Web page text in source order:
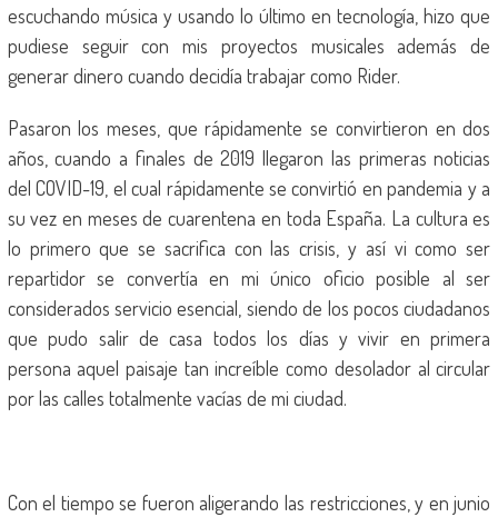
escuchando música y usando lo último en tecnología, hizo que
pudiese seguir con mis proyectos musicales además de
generar dinero cuando decidía trabajar como Rider.
Pasaron los meses, que rápidamente se convirtieron en dos
años, cuando a finales de 2019 llegaron las primeras noticias
del COVID-19, el cual rápidamente se convirtió en pandemia y a
su vez en meses de cuarentena en toda España. La cultura es
lo primero que se sacrifica con las crisis, y así vi como ser
repartidor se convertía en mi único oficio posible al ser
considerados servicio esencial, siendo de los pocos ciudadanos
que pudo salir de casa todos los días y vivir en primera
persona aquel paisaje tan increíble como desolador al circular
por las calles totalmente vacías de mi ciudad.
Con el tiempo se fueron aligerando las restricciones, y en junio